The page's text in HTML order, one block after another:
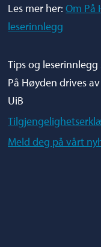
Les mer her:Om På
leserinnlegg
Tips og leserinnlegg
På Høyden drives av
UiB
Meld deg på vårt